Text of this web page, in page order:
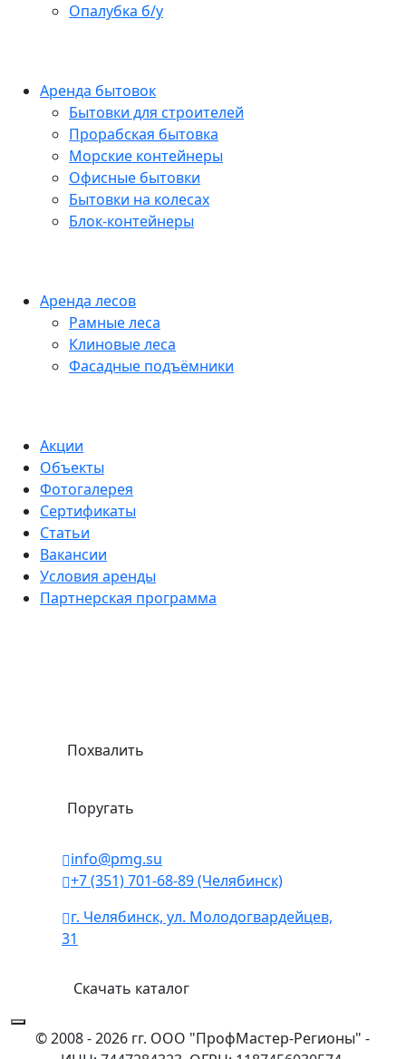
Опалубка б/у
Аренда бытовок
Бытовки для строителей
Прорабская бытовка
Морские контейнеры
Офисные бытовки
Бытовки на колесах
Блок-контейнеры
Аренда лесов
Рамные леса
Клиновые леса
Фасадные подъёмники
Акции
Объекты
Фотогалерея
Сертификаты
Статьи
Вакансии
Условия аренды
Партнерская программа
Похвалить
Поругать
info@pmg.su
+7 (351) 701-68-89 (Челябинск)
г. Челябинск, ул. Молодогвардейцев,
31
Скачать каталог
© 2008 - 2026 гг. ООО "ПрофМастер-Регионы" -